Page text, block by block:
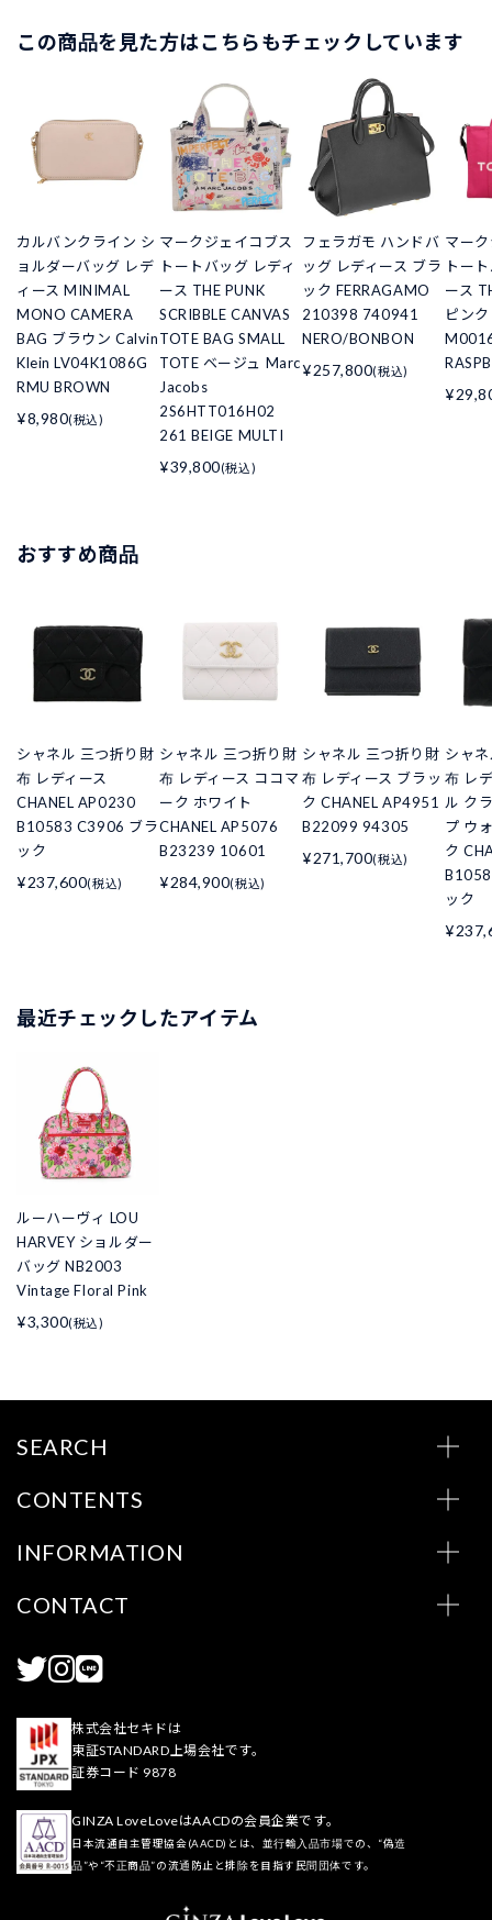
この商品を見た方はこちらもチェックしています
カルバンクライン シ
ョルダーバッグ レデ
ィース MINIMAL
MONO CAMERA
BAG ブラウン Calvin
Klein LV04K1086G
RMU BROWN
¥8,980(税込)
マークジェイコブス
トートバッグ レディ
ース THE PUNK
SCRIBBLE CANVAS
TOTE BAG SMALL
TOTE ベージュ Marc
Jacobs
2S6HTT016H02
261 BEIGE MULTI
¥39,800(税込)
フェラガモ ハンドバ
ッグ レディース ブラ
ック FERRAGAMO
210398 740941
NERO/BONBON
¥257,800(税込)
マー
トー
ース
ピン
おすすめ商品
シャネル 三つ折り財
布 レディース
CHANEL AP0230
B10583 C3906 ブラ
ック
¥237,600(税込)
シャネル 三つ折り財
布 レディース ココマ
ーク ホワイト
CHANEL AP5076
B23239 10601
¥284,900(税込)
シャネル 三つ折り財
布 レディース ブラッ
ク CHANEL AP4951
B22099 94305
¥271,700(税込)
シャ
布 レ
ル ク
プ ウ
ク
ック
最近チェックしたアイテム
ルーハーヴィ LOU
HARVEY ショルダー
バッグ NB2003
Vintage Floral Pink
¥3,300(税込)
SEARCH
CONTENTS
INFORMATION
CONTACT
株式会社セキドは
東証STANDARD上場会社です。
証券コード 9878
GINZA LoveLoveはAACDの会員企業です。
日本流通自主管理協会(AACD)とは、並行輸入品市場での、“偽造
品”や“不正商品”の流通防止と排除を目指す民間団体です。